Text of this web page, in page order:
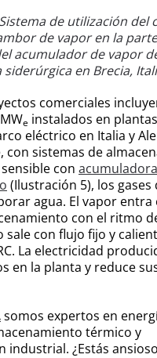
de utilización del
de vapor en la
acumulador de vapor
en Brecia,
comerciales
e instalados en plantas
eléctrico en Italia y
con sistemas de
con
(Ilustración 5), los gases
agua. El vapor entra
con el ritmo
sale con flujo fijo y
La electricidad
en la planta y reduce
somos expertos en
térmico y
industrial. ¿Estás